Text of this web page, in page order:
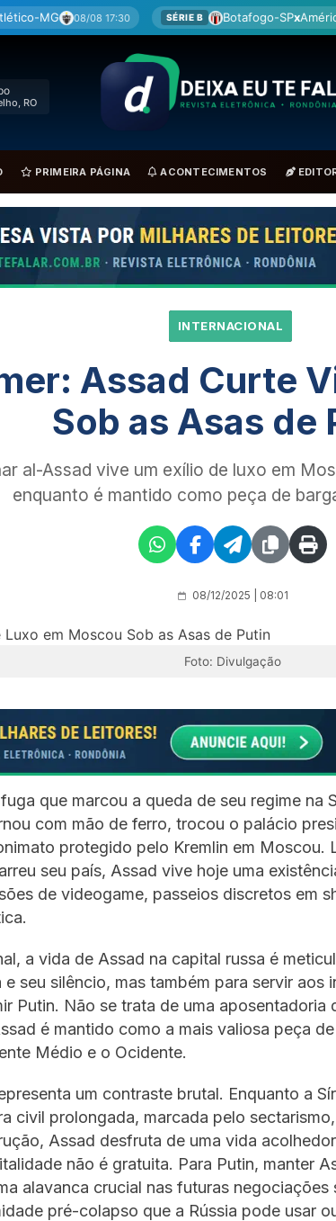
SÉRIE B Botafogo-SPxAmérica-MG 08/08 17:30
RO
PRIMEIRA PÁGINA ACONTECIMENTOS
INTERNACIONAL
Assad Curte
Sob as Asas de
al-Assad vive um exílio de luxo em
enquanto é mantido como peça de
08/12/2025 | 08:01
Foto: Divulgação
que marcou a queda de seu regime na
com mão de ferro, trocou o palácio
protegido pelo Kremlin em Moscou.
seu país, Assad vive hoje uma
de videogame, passeios discretos em
a vida de Assad na capital russa é
seu silêncio, mas também para servir aos
Putin. Não se trata de uma aposentadoria
é mantido como a mais valiosa peça
Médio e o Ocidente.
um contraste brutal. Enquanto a
civil prolongada, marcada pelo sectarismo,
Assad desfruta de uma vida
não é gratuita. Para Putin, manter
alavanca crucial nas futuras negociações
pré-colapso que a Rússia pode usar